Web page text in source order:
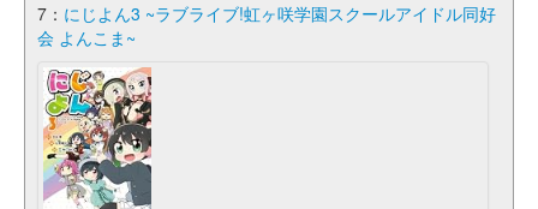
7： にじよん3 ~ラブライブ!虹ヶ咲学園スクールアイドル同好
会 よんこま~